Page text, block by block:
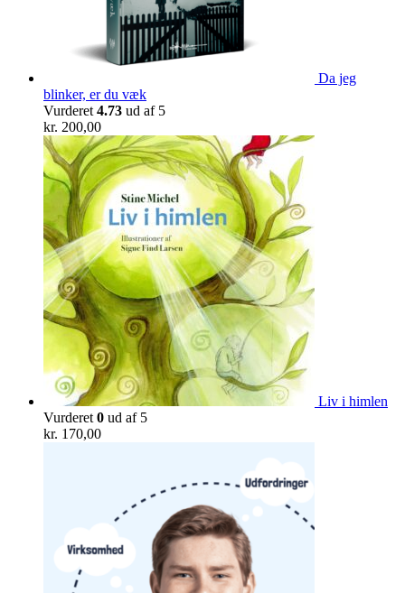
Da jeg
blinker, er du væk
Vurderet 4.73 ud af 5
kr. 200,00
Liv i himlen
Vurderet 0 ud af 5
kr. 170,00